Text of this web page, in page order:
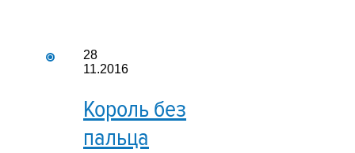
28
11.2016
Король без
пальца